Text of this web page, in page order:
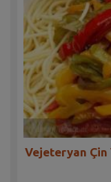
Vejeteryan